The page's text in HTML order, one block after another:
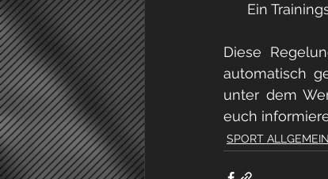
Ein
Diese
automatisch
unter dem
euch
SPORT ALLGEMEIN